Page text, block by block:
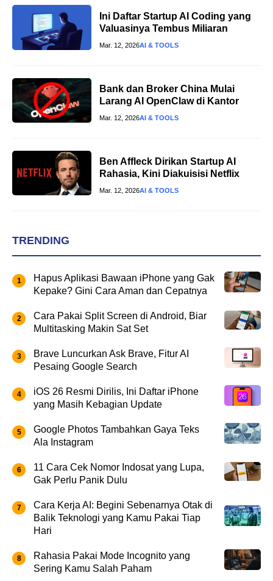
Ini Daftar Startup AI Coding yang
Valuasinya Tembus Miliaran
Mar. 12, 2026AI & TOOLS
Bank dan Broker China Mulai
Larang AI OpenClaw di Kantor
Mar. 12, 2026AI & TOOLS
Ben Affleck Dirikan Startup AI
Rahasia, Kini Diakuisisi Netflix
Mar. 12, 2026AI & TOOLS
TRENDING
Hapus Aplikasi Bawaan iPhone yang Gak
Kepake? Gini Cara Aman dan Cepatnya
Cara Pakai Split Screen di Android, Biar
Multitasking Makin Sat Set
Brave Luncurkan Ask Brave, Fitur AI
Pesaing Google Search
iOS 26 Resmi Dirilis, Ini Daftar iPhone
yang Masih Kebagian Update
Google Photos Tambahkan Gaya Teks
Ala Instagram
11 Cara Cek Nomor Indosat yang Lupa,
Gak Perlu Panik Dulu
Cara Kerja AI: Begini Sebenarnya Otak di
Balik Teknologi yang Kamu Pakai Tiap
Hari
Rahasia Pakai Mode Incognito yang
Sering Kamu Salah Paham